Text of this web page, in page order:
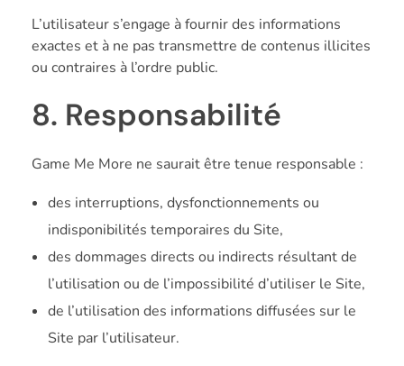
L’utilisateur s’engage à fournir des informations
exactes et à ne pas transmettre de contenus illicites
ou contraires à l’ordre public.
8. Responsabilité
Game Me More ne saurait être tenue responsable :
des interruptions, dysfonctionnements ou
indisponibilités temporaires du Site,
des dommages directs ou indirects résultant de
l’utilisation ou de l’impossibilité d’utiliser le Site,
de l’utilisation des informations diffusées sur le
Site par l’utilisateur.